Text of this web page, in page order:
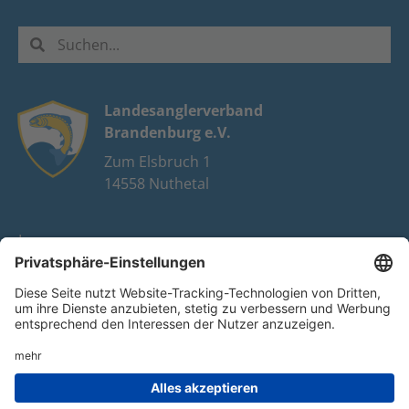
Landesanglerverband
Brandenburg e.V.
Zum Elsbruch 1
14558 Nuthetal
Impressum
Datenschutz
FAQ